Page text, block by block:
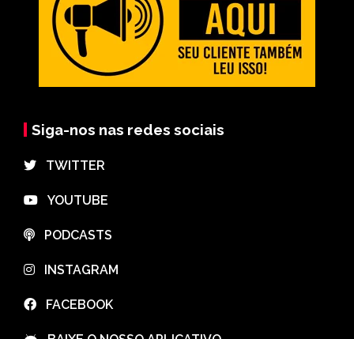
Siga-nos nas redes sociais
⠀TWITTER
⠀YOUTUBE
⠀PODCASTS
⠀INSTAGRAM
⠀FACEBOOK